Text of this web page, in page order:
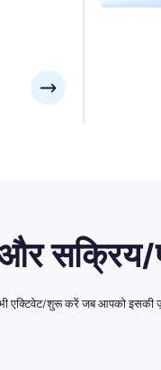
सक्रिय/
शुरू करें जब आपको इसकी